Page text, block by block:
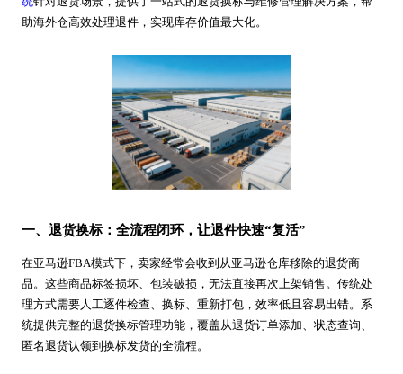
助海外仓高效处理退件，实现库存价值最大化。
一、退货换标：全流程闭环，让退件快速“复活”
在亚马逊FBA模式下，卖家经常会收到从亚马逊仓库移除的退货商
品。这些商品标签损坏、包装破损，无法直接再次上架销售。传统处
理方式需要人工逐件检查、换标、重新打包，效率低且容易出错。系
统提供完整的退货换标管理功能，覆盖从退货订单添加、状态查询、
匿名退货认领到换标发货的全流程。